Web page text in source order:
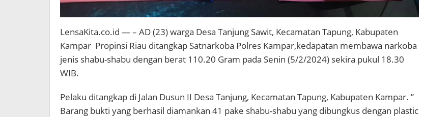
LensaKita.co.id — – AD (23) warga Desa Tanjung Sawit, Kecamatan Tapung, Kabupaten
Kampar Propinsi Riau ditangkap Satnarkoba Polres Kampar,kedapatan membawa narkoba
jenis shabu-shabu dengan berat 110.20 Gram pada Senin (5/2/2024) sekira pukul 18.30
WIB.
Pelaku ditangkap di Jalan Dusun II Desa Tanjung, Kecamatan Tapung, Kabupaten Kampar. ”
Barang bukti yang berhasil diamankan 41 pake shabu-shabu yang dibungkus dengan plastic